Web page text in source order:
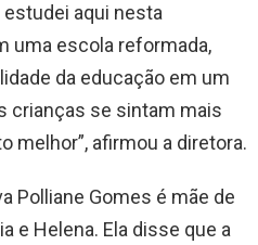
aqui nesta
uma escola reformada,
da educação em um
crianças se sintam mais
melhor”, afirmou a diretora.
Polliane Gomes é mãe de
e Helena. Ela disse que a